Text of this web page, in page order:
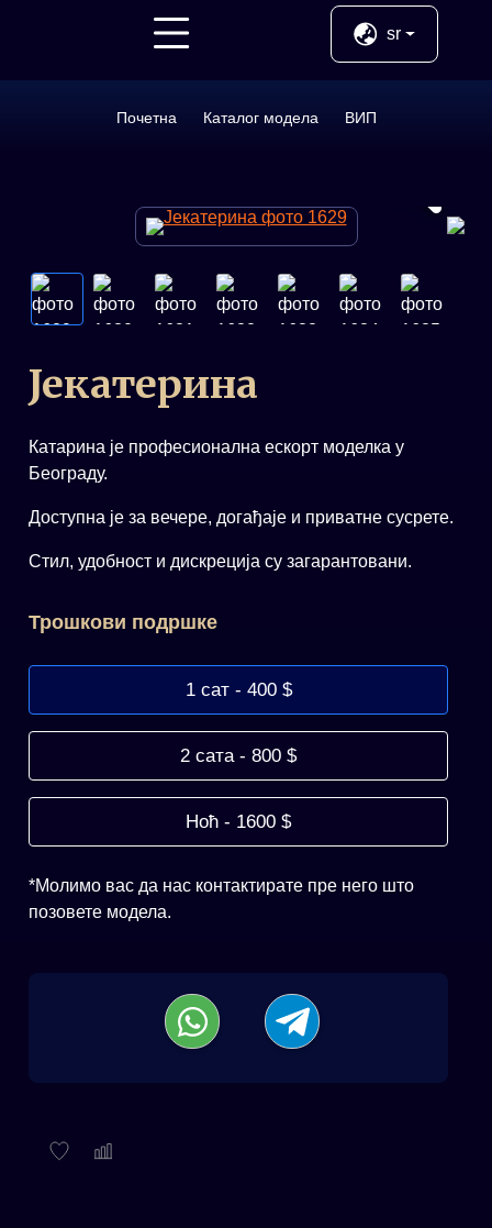
sr
Почетна Каталог модела ВИП
Јекатерина
Катарина је професионална ескорт моделка у
Београду.
Доступна је за вечере, догађаје и приватне сусрете.
Стил, удобност и дискреција су загарантовани.
Трошкови подршке
1 сат - 400 $
2 сата - 800 $
Ноћ - 1600 $
*Молимо вас да нас контактирате пре него што
позовете модела.
Услуге